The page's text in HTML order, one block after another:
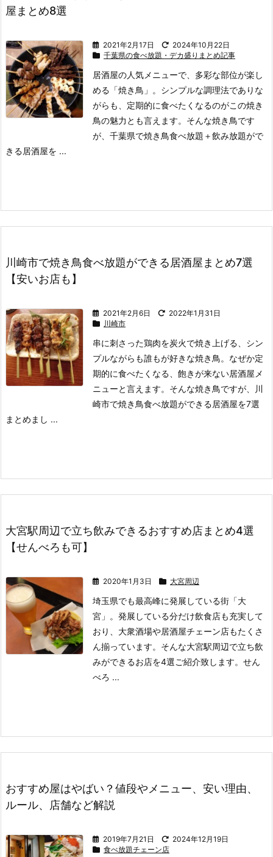
屋まとめ8選
2021年2月17日
2024年10月22日
千葉県の食べ放題・デカ盛りまとめ記事
居酒屋の人気メニューで、多彩な部位が楽し
める「焼き鳥」。 シンプルな調理法でありな
がらも、定期的に食べたくなるのがこの焼き
鳥の魅力とも言えます。 そんな焼き鳥です
が、千葉県で焼き鳥食べ放題＋飲み放題がで
きる居酒屋を ...
川崎市で焼き鳥食べ放題ができる居酒屋まとめ7選
【安いお店も】
2021年2月6日
2022年1月31日
川崎市
串に刺さった鶏肉を炭火で焼き上げる、シン
プルながらも誰もが好きな焼き鳥。 なぜか定
期的に食べたくなる、飽きが来ない居酒屋メ
ニューと言えます。 そんな焼き鳥ですが、川
崎市で焼き鳥食べ放題ができる居酒屋を7選
まとめまし ...
大宮駅周辺で立ち飲みできるおすすめ店まとめ4選
【せんべろも可】
2020年1月3日 大宮周辺
埼玉県でも最高峰に発展している街「大
宮」。 発展している分だけ飲食店も充実して
おり、大衆酒場や居酒屋チェーン店もたくさ
ん揃っています。 そんな大宮駅周辺で立ち飲
みができるお店を4選ご紹介致します。 せん
べろ ...
おすすめ屋はやばい？値段やメニュー、安い理由、
ルール、店舗など解説
2019年7月21日
2024年12月19日
食べ放題チェーン店